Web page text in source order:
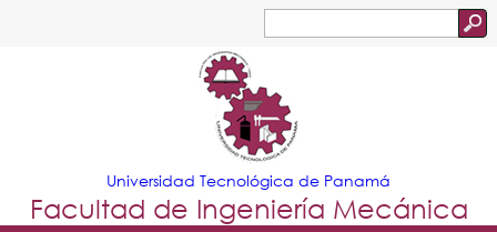
Jump to navigation
de
búsqueda
Universidad Tecnológica de Panamá
Facultad de Ingeniería Mecánica